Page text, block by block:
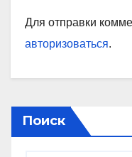
Для отправки
авторизоваться.
Поиск